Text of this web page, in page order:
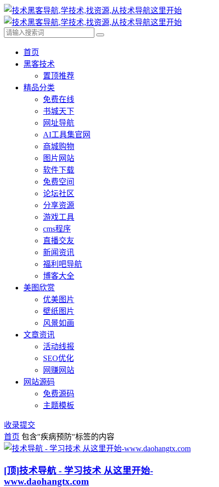
首页
黑客技术
置顶推荐
精品分类
免费在线
书城天下
网址导航
AI工具集官网
商城购物
图片网站
软件下载
免费空间
论坛社区
分享资源
游戏工具
cms程序
直播交友
新闻资讯
福利吧导航
博客大全
美图欣赏
优美图片
壁纸图片
风景如画
文章资讯
活动线报
SEO优化
网赚网站
网站源码
免费源码
主题模板
收录提交
首页 包含"疾病预防"标签的内容
[顶]技术导航 - 学习技术 从这里开始-
www.daohangtx.com